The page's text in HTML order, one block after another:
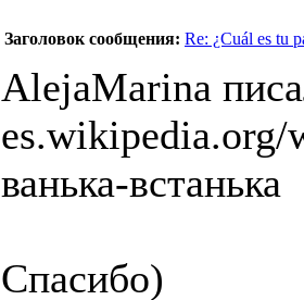
Заголовок сообщения: Re: ¿Cuál es tu
AlejaMarina
es.wikipedia.org/
ванька-встанька
Спасибо)